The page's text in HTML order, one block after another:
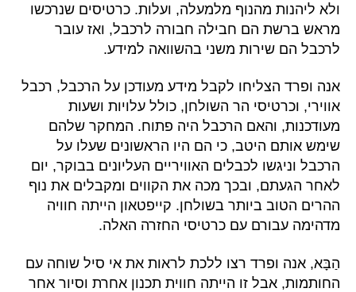
ולא ליהנות מהנוף מלמעלה, ועלות. כרטיסים שנרכשו
מראש ברשת הם חבילה חבורה לרכבל, ואז עובר
לרכבל הם שירות משני בהשוואה למידע.
אנה ופרד הצליחו לקבל מידע מעודכן על הרכבל, רכבל
אווירי, וכרטיסי הר השולחן, כולל עלויות ושעות
מעודכנות, והאם הרכבל היה פתוח. המחקר שלהם
שימש אותם היטב, כי הם היו הראשונים שעלו על
הרכבל וניגשו לכבלים האוויריים העליונים בבוקר, יום
לאחר הגעתם, ובכך מכה את הקווים ומקבלים את נוף
ההרים הטוב ביותר בשולחן. קייפטאון הייתה חוויה
מדהימה עבורם עם כרטיסי החזרה האלה.
הַבָּא, אנה ופרד רצו ללכת לראות את אי סיל שוחה עם
החותמות, אבל זו הייתה חווית תכנון אחרת וסיור אחר